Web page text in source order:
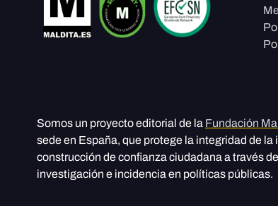
Somos un proyecto editorial de la Fundación
sede en España, que protege la integridad de la
construcción de confianza ciudadana a través
investigación e incidencia en políticas públicas.